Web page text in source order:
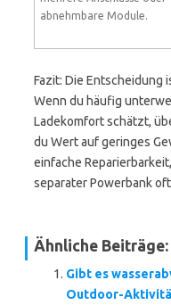
abnehmbare Module.
Fazit: Die Entscheidung
Wenn du häufig
Ladekomfort schätzt,
du Wert auf geringes
einfache
separater Powerbank
Ähnliche Beiträge:
Gibt es
Outdoor-